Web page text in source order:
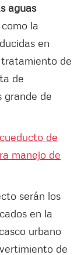
aguas
como la
en
de
de
grande de
de
manejo de
serán los
en la
urbano
de